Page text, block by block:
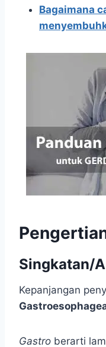
Bagaimana
Singkatan/
Kepanjangan
Gastro berarti